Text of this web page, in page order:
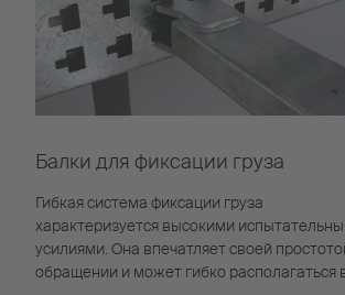
Балки для фиксации груза
Гибкая система фиксации груза
характеризуется высокими
усилиями. Она впечатляет своей
обращении и может гибко располагаться